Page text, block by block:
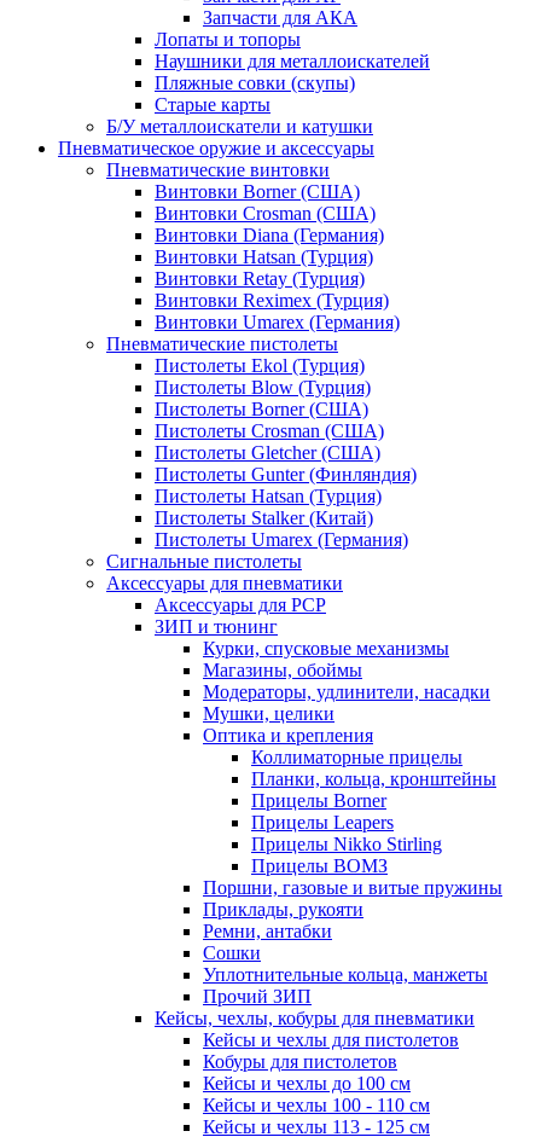
Запчасти для АКА
Лопаты и топоры
Наушники для металлоискателей
Пляжные совки (скупы)
Старые карты
Б/У металлоискатели и катушки
Пневматическое оружие и аксессуары
Пневматические винтовки
Винтовки Borner (США)
Винтовки Crosman (США)
Винтовки Diana (Германия)
Винтовки Hatsan (Турция)
Винтовки Retay (Турция)
Винтовки Reximex (Турция)
Винтовки Umarex (Германия)
Пневматические пистолеты
Пистолеты Ekol (Турция)
Пистолеты Blow (Турция)
Пистолеты Borner (США)
Пистолеты Crosman (США)
Пистолеты Gletcher (США)
Пистолеты Gunter (Финляндия)
Пистолеты Hatsan (Турция)
Пистолеты Stalker (Китай)
Пистолеты Umarex (Германия)
Сигнальные пистолеты
Аксессуары для пневматики
Аксессуары для PCP
ЗИП и тюнинг
Курки, спусковые механизмы
Магазины, обоймы
Модераторы, удлинители, насадки
Мушки, целики
Оптика и крепления
Коллиматорные прицелы
Планки, кольца, кронштейны
Прицелы Borner
Прицелы Leapers
Прицелы Nikko Stirling
Прицелы ВОМЗ
Поршни, газовые и витые пружины
Приклады, рукояти
Ремни, антабки
Сошки
Уплотнительные кольца, манжеты
Прочий ЗИП
Кейсы, чехлы, кобуры для пневматики
Кейсы и чехлы для пистолетов
Кобуры для пистолетов
Кейсы и чехлы до 100 см
Кейсы и чехлы 100 - 110 см
Кейсы и чехлы 113 - 125 см